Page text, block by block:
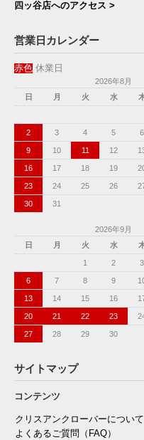
四ッ谷店へのアクセス >
営業日カレンダー
赤色 休業日
2026年8月
日
月 火 水
2 3 4 5 6
9 10 11 12
16 17 18 19
23 24 25 26
30 31
2026年9月
日
月 火 水
1 2 3
6 7 8 9
13 14 15 16
20 21 22 23
27 28 29 30
サイトマップ
コンテンツ
クリスアンクローバーについて
よくあるご質問（FAQ）